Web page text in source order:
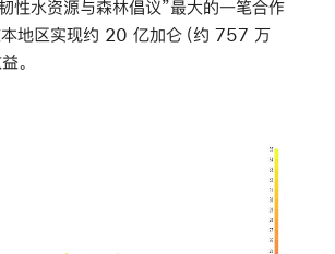
性水资源与森林倡议”最大的一笔合作
本地区实现约 20 亿加仑（约 757 万
。